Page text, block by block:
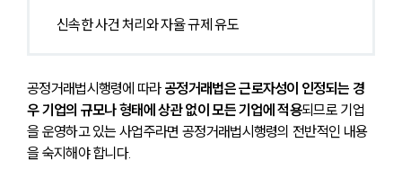
신속한 사건 처리와 자율 규제 유도
공정거래법시행령에 따라 공정거래법은 근로자성이 인정되는 경
우 기업의 규모나 형태에 상관 없이 모든 기업에 적용되므로 기업
을 운영하고 있는 사업주라면 공정거래법시행령의 전반적인 내용
을 숙지해야 합니다.